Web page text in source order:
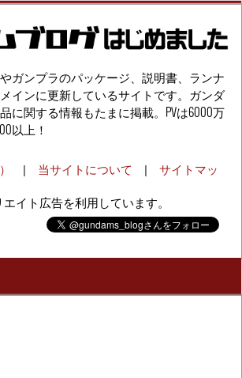
ガンプラのパッケージ、説明書、ランナ
インに更新しているサイトです。ガンダ
に関する情報もたまに掲載。PVは6000万
以上！
| 当サイトについて | サイトマッ
イト広告を利用しています。